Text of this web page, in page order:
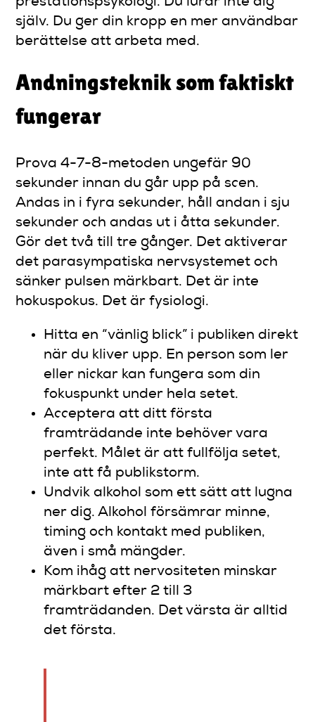
själv. Du ger din kropp en mer användbar
berättelse att arbeta med.
Andningsteknik som faktiskt
fungerar
Prova 4-7-8-metoden ungefär 90
sekunder innan du går upp på scen.
Andas in i fyra sekunder, håll andan i sju
sekunder och andas ut i åtta sekunder.
Gör det två till tre gånger. Det aktiverar
det parasympatiska nervsystemet och
sänker pulsen märkbart. Det är inte
hokuspokus. Det är fysiologi.
Hitta en “vänlig blick” i publiken direkt
när du kliver upp. En person som ler
eller nickar kan fungera som din
fokuspunkt under hela setet.
Acceptera att ditt första
framträdande inte behöver vara
perfekt. Målet är att fullfölja setet,
inte att få publikstorm.
Undvik alkohol som ett sätt att lugna
ner dig. Alkohol försämrar minne,
timing och kontakt med publiken,
även i små mängder.
Kom ihåg att nervositeten minskar
märkbart efter 2 till 3
framträdanden. Det värsta är alltid
det första.